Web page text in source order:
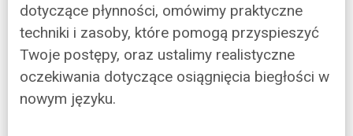
dotyczące płynności, omówimy praktyczne
techniki i zasoby, które pomogą przyspieszyć
Twoje postępy, oraz ustalimy realistyczne
oczekiwania dotyczące osiągnięcia biegłości w
nowym języku.